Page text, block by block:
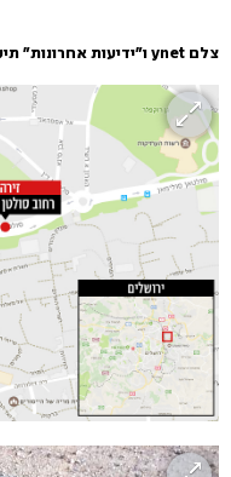
צלם ynet ו"ידיעות אחרונות" תיעד סכין בזירה